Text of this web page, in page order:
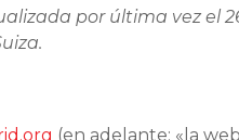
por última vez el
(en adelante: «la